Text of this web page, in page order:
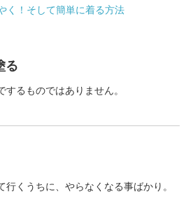
く！そして簡単に着る方法
る
るものではありません。
行くうちに、やらなくなる事ばかり。